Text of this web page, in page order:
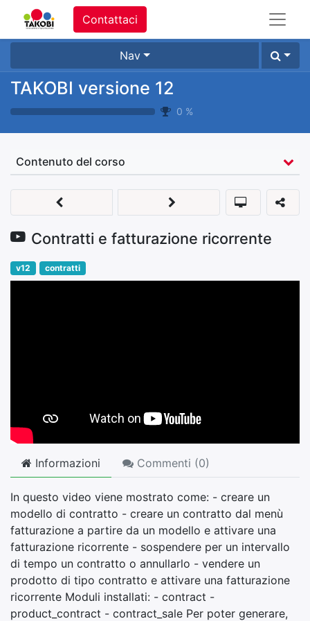
Contattaci
Nav
TAKOBI versione 12
0 %
Contenuto del corso
Contratti e fatturazione ricorrente
v12 contratti
Informazioni Commenti (0)
In questo video viene mostrato come: - creare un
modello di contratto - creare un contratto dal menù
fatturazione a partire da un modello e attivare una
fatturazione ricorrente - sospendere per un intervallo
di tempo un contratto o annullarlo - vendere un
prodotto di tipo contratto e attivare una fatturazione
ricorrente Moduli installati: - contract -
product_contract - contract_sale Per poter generare,